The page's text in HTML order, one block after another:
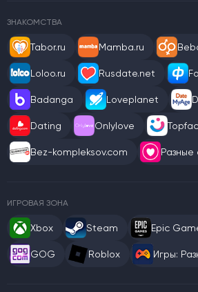
ЗНАКОМСТВА
Tabor.ru Mamba.ru
Loloo.ru Rusdate.net
Badanga Loveplanet
Dating Onlylove
Bez-kompleksov.com Разные
ИГРОВАЯ ЗОНА
Xbox Steam Epic
GOG Roblox Игры: